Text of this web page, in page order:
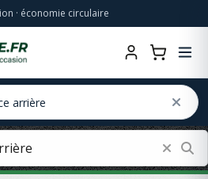
· économie circulaire